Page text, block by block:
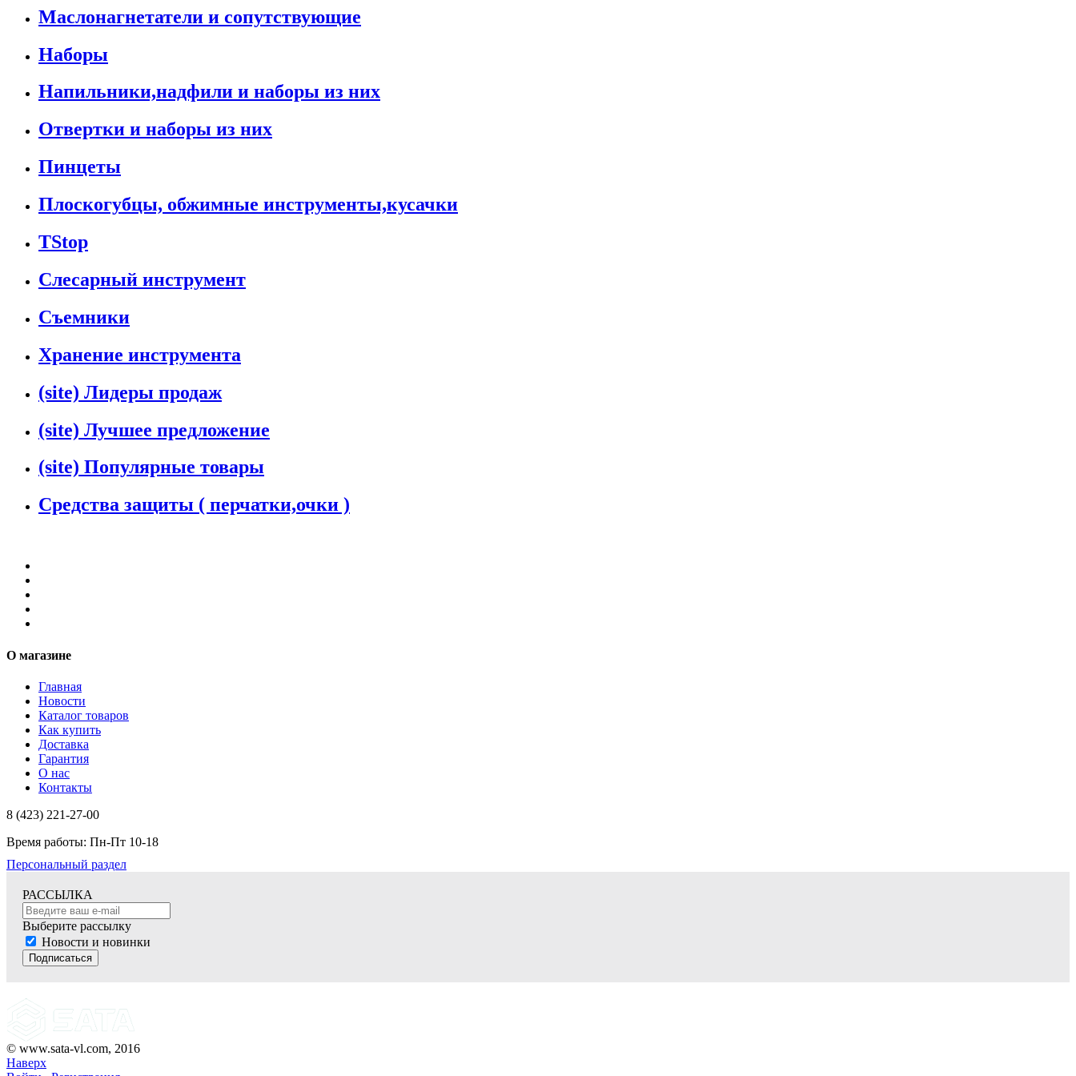
Маслонагнетатели и сопутствующие
Наборы
Напильники,надфили и наборы из них
Отвертки и наборы из них
Пинцеты
Плоскогубцы, обжимные инструменты,кусачки
TStop
Слесарный инструмент
Съемники
Хранение инструмента
(site) Лидеры продаж
(site) Лучшее предложение
(site) Популярные товары
Средства защиты ( перчатки,очки )
О магазине
Главная
Новости
Каталог товаров
Как купить
Доставка
Гарантия
О нас
Контакты
8 (423) 221-27-00
Время работы: Пн-Пт 10-18
Персональный раздел
РАССЫЛКА
Выберите рассылку
Новости и новинки
Подписаться
© www.sata-vl.com, 2016
Наверх